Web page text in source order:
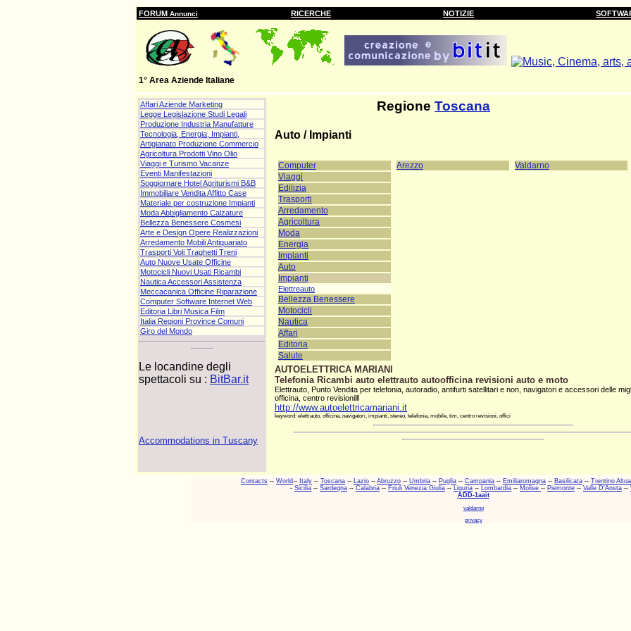
FORUM Annunci RICERCHE NOTIZIE
1° Area Aziende Italiane
Affari Aziende Marketing
Legge Legislazione Studi Legali
Produzione Industria Manufatture
Tecnologia, Energia, Impianti,
Artigianato Produzione Commercio
Agricoltura Prodotti Vino Olio
Viaggi e Turismo Vacanze
Eventi Manifestazioni
Soggiornare Hotel Agriturismi B&B
Immobiliare Vendita Affitto Case
Materiale per costruzione Impianti
Moda Abbigliamento Calzature
Bellezza Benessere Cosmesi
Arte e Design Opere Realizzazioni
Arredamento Mobili Antiquariato
Trasporti Voli Traghetti Treni
Auto Nuove Usate Officine
Motocicli Nuovi Usati Ricambi
Nautica Accessori Assistenza
Meccacanica Officine Riparazione
Computer Software Internet Web
Editoria Libri Musica Film
Italia Regioni Province Comuni
Giro del Mondo
Le locandine degli
spettacoli su : BitBar.it
Accommodations in Tuscany
RegioneToscana
Auto / Impianti
Computer
Viaggi
Edilizia
Trasporti
Arredamento
Agricoltura
Moda
Energia
Impianti
Auto
Impianti
Elettreauto
Bellezza Benessere
Motocicli
Nautica
Affari
Editoria
Salute
Arezzo Valdarno
AUTOELETTRICA MARIANI
Telefonia Ricambi auto elettrauto autoofficina revisioni auto e moto
Elettrauto, Punto Vendita per telefonia, autoradio, antifurti satellitari e non, navigatori e accessori delle
officina, centro revisionilll
http://www.autoelettricamariani.it
keyword: elettrauto, officina, navigatori, impianti, stereo, telefonia, mobile, tim, centro revisioni, offici
Contacts -- World-- Italy -- Toscana -- Lazio -- Abruzzo -- Umbria -- Puglia -- Campania -- Emiliaromagna -- Basilicata -- Trentino
- Sicilia -- Sardegna -- Calabria -- Friuli Venezia Giulia -- Liguria -- Lombardia -- Molise -- Piemonte -- Valle D'Aosta --
ADD-1aait
valdarno
privacy